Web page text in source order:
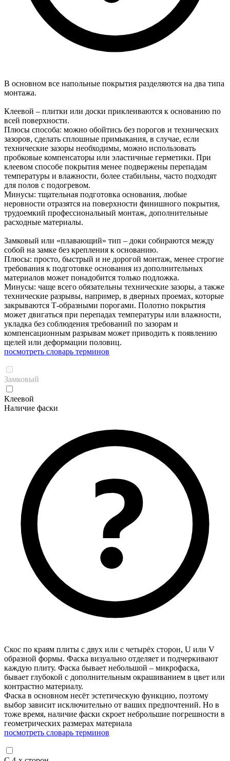
В основном все напольные покрытия разделяются на два типа
монтажа.
Клеевой – плитки или доски приклеиваются к основанию по
всей поверхности.
Плюсы способа: можно обойтись без порогов и технических
зазоров, сделать сплошные примыкания, в случае, если
технические зазоры необходимы, можно использовать
пробковые компенсаторы или эластичные герметики. При
клеевом способе покрытия менее подвержены перепадам
температуры и влажности, более стабильны, часто подходят
для полов с подогревом.
Минусы: тщательная подготовка основания, любые
неровности отразятся на поверхности финишного покрытия,
трудоемкий профессиональный монтаж, дополнительные
расходные материалы.
Замковый или «плавающий» тип – доки собираются между
собой на замке без крепления к основанию.
Плюсы: просто, быстрый и не дорогой монтаж, менее строгие
требования к подготовке основания из дополнительных
материалов может понадобится только подложка.
Минусы: чаще всего обязательны технические зазоры, а также
технические разрывы, например, в дверных проемах, которые
закрываются Т-образными порогами. Полотно покрытия
может двигаться при перепадах температуры или влажности,
укладка без соблюдения требований по зазорам и
компенсационным разрывам может приводить к появлению
щелей или деформации половиц.
посмотреть словарь терминов
Замковый
Клеевой
Наличие фаски
Скос по краям плиты с двух или с четырёх сторон, U или V
образной формы. Фаска визуально отделяет и подчеркивают
каждую плиту. Фаска бывает небольшой – микрофаска,
бывает глубокой с дополнительным окрашиванием в цвет или
контрастно материалу.
Фаска в основном несёт эстетическую функцию, поэтому
выбор зависит исключительно от ваших предпочтений. Но в
тоже время, наличие фаски скроет неброльшие погрешности в
геометрических размерах материала
посмотреть словарь терминов